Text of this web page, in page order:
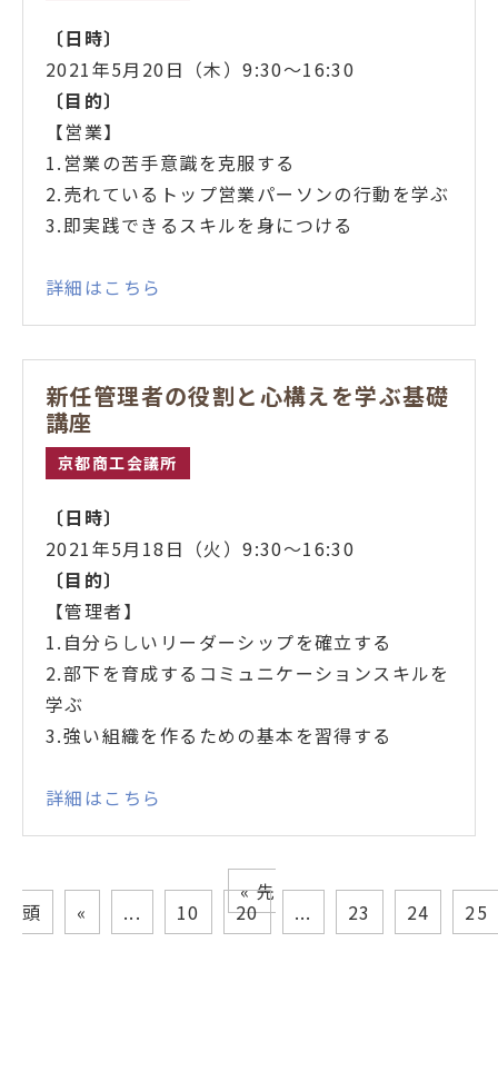
〔日時〕
2021年5月20日（木）9:30～16:30
〔目的〕
【営業】
1.営業の苦手意識を克服する
2.売れているトップ営業パーソンの行動を学ぶ
3.即実践できるスキルを身につける
詳細はこちら
新任管理者の役割と心構えを学ぶ基礎
講座
京都商工会議所
〔日時〕
2021年5月18日（火）9:30～16:30
〔目的〕
【管理者】
1.自分らしいリーダーシップを確立する
2.部下を育成するコミュニケーションスキルを
学ぶ
3.強い組織を作るための基本を習得する
詳細はこちら
« 先
頭 « ... 10 20 ... 23 24 25